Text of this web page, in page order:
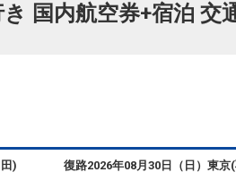
国内航空券+宿泊 交
) 復路2026年08月30日（日） 東京